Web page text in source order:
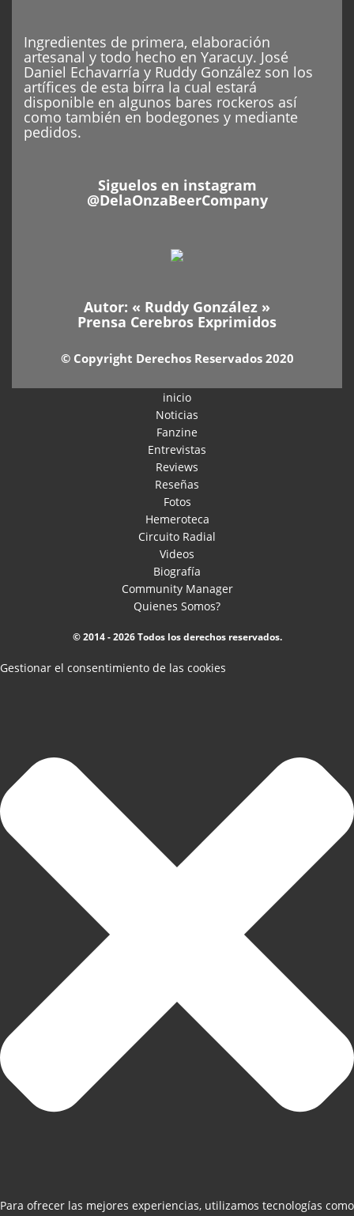
Ingredientes de primera, elaboración
artesanal y todo hecho en Yaracuy. José
Daniel Echavarría y Ruddy González son los
artífices de esta birra la cual estará
disponible en algunos bares rockeros así
como también en bodegones y mediante
pedidos.
Siguelos en instagram
@DelaOnzaBeerCompany
Autor: « Ruddy González »
Prensa Cerebros Exprimidos
© Copyright Derechos Reservados 2020
inicio
Noticias
Fanzine
Entrevistas
Reviews
Reseñas
Fotos
Hemeroteca
Circuito Radial
Videos
Biografía
Community Manager
Quienes Somos?
© 2014 - 2026 Todos los derechos reservados.
Gestionar el consentimiento de las cookies
Para ofrecer las mejores experiencias, utilizamos tecnologías como